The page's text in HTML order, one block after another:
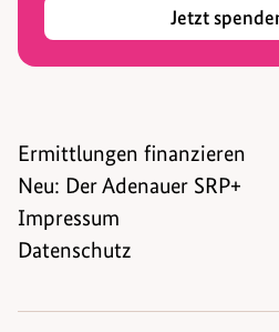
Jetzt
Ermittlungen finanzieren
Neu: Der Adenauer SRP+
Impressum
Datenschutz